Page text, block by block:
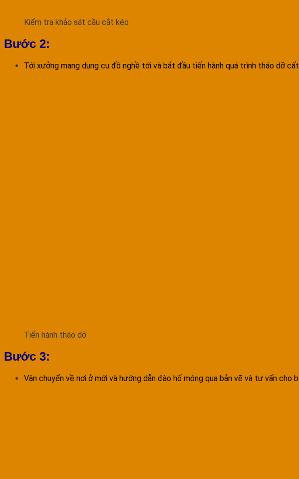
Kiểm tra khảo sát cầu cắt kéo
Bước 2:
Tới xưởng mang dụng cụ đồ nghề tới và bắt đầu tiến hành quá trình tháo dỡ
Tiến hành tháo dỡ
Bước 3:
Vận chuyển về nơi ở mới và hướng dẫn đào hố móng qua bản vẽ và tư vấn